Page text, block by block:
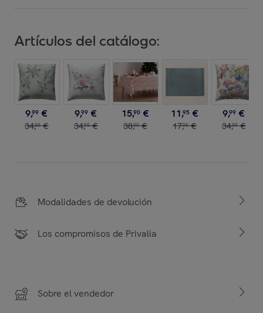
Artículos del catálogo:
9,99 €
34,00 €
9,99 €
34,00 €
15,90 €
38,00 €
11,95 €
17,00 €
9,99 €
34,00 €
Modalidades de devolución
Los compromisos de Privalia
Sobre el vendedor